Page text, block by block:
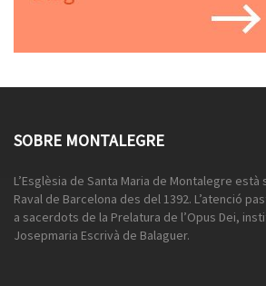
SOBRE MONTALEGRE
L’Esglèsia de Santa Maria de Montalegre
Raval de Barcelona des del 1392. L’atenció
a sacerdots de la Prelatura de l’Opus Dei,
Josepmaria Escrivà de Balaguer.